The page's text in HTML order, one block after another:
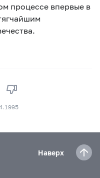
процессе впервые в
Наверх